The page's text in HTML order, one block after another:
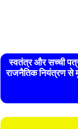
स्वतंत्र और सच्ची
राजनैतिक नियंत्रण